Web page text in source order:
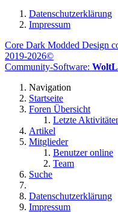
Datenschutzerklärung
Impressum
Core Dark Modded Design
2019-2026©
Community-Software:
Navigation
Startseite
Foren Übersicht
Letzte
Artikel
Mitglieder
Benutzer online
Team
Suche
Datenschutzerklärung
Impressum